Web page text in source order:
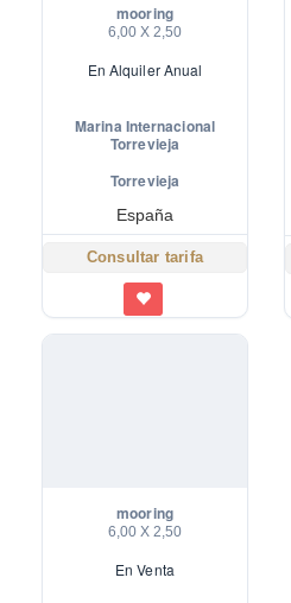
mooring
6,00 X 2,50
En Alquiler Anual
Marina Internacional
Torrevieja
Torrevieja
España
Consultar tarifa
mooring
6,00 X 2,50
En Venta